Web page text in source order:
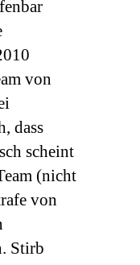
von
dass
scheint
(nicht
von
Stirb